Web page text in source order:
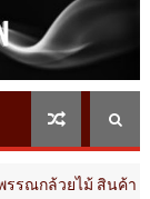
สินค้าเกษตรดี น